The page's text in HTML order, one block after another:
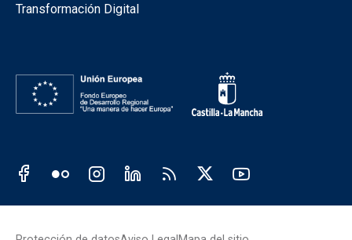
Transformación Digital
Redes sociales JCCM